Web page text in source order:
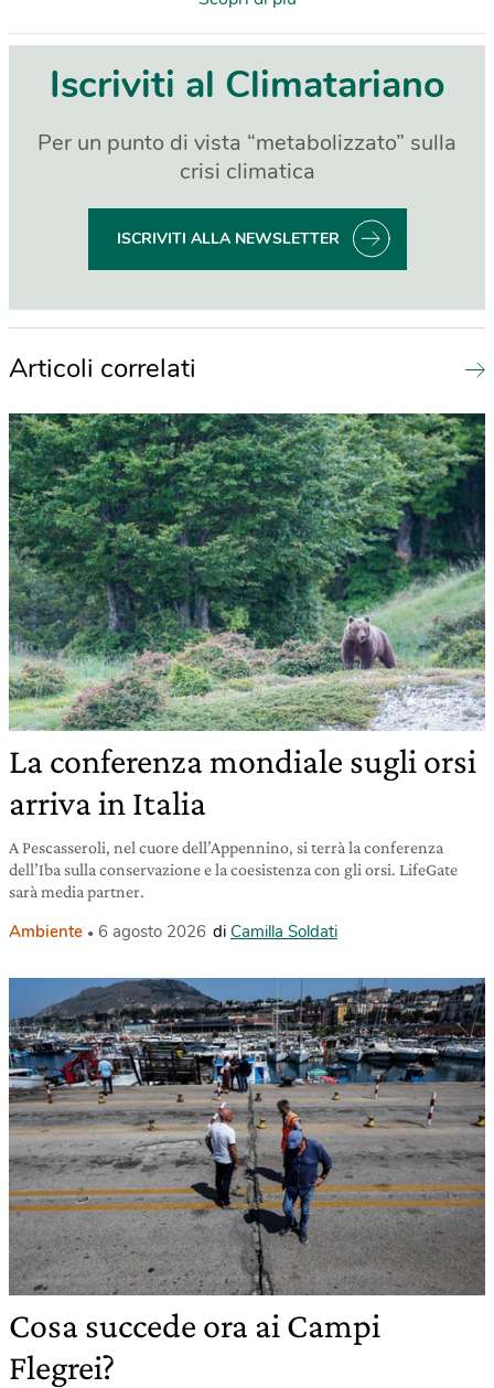
Iscriviti al Climatariano
Per un punto di vista “metabolizzato” sulla
crisi climatica
ISCRIVITI ALLA NEWSLETTER
Articoli correlati
La conferenza mondiale sugli orsi
arriva in Italia
A Pescasseroli, nel cuore dell’Appennino, si terrà la conferenza
dell’Iba sulla conservazione e la coesistenza con gli orsi. LifeGate
sarà media partner.
Ambiente 6 agosto 2026 di Camilla Soldati
Cosa succede ora ai Campi
Flegrei?